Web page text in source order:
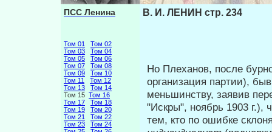
ПСС Ленина
Том 01
Том 02
Том 03
Том 04
Том 05
Том 06
Том 07
Том 08
Том 09
Том 10
Том 11
Том 12
Том 13
Том 14
Том 15 Том 16
Том 17
Том 18
Том 19
Том 20
Том 21
Том 22
Том 23
Том 24
В. И. ЛЕНИН стр. 234
Но Плеханов, после
организация партии),
меньшинству, заявив
"Искры", ноябрь 1903 г.),
тем, кто по ошибке